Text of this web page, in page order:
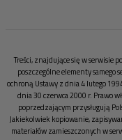
Treści, znajdujące się w serwisie
poszczególne elementy
ochroną Ustawy z dnia 4 lutego
dnia 30 czerwca 2000 r. Prawo
poprzedzającym przysługują
Jakiekolwiek kopiowanie,
materiałów zamieszczonych w